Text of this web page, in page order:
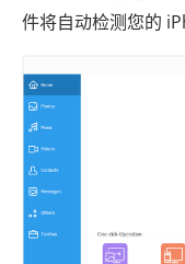
件将自动检测您的